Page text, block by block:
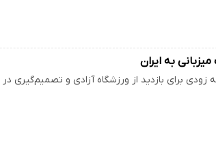
زودی برای بازدید از ورزشگاه آزادی و